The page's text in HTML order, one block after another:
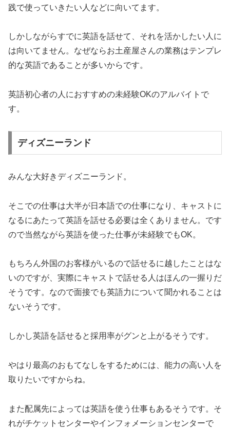
践で使っていきたい人などに向いてます。
しかしながらすでに英語を話せて、それを活かしたい人に
は向いてません。なぜならお土産屋さんの業務はテンプレ
的な英語であることが多いからです。
英語初心者の人におすすめの未経験OKのアルバイトで
す。
ディズニーランド
みんな大好きディズニーランド。
そこでの仕事は大半が日本語での仕事になり、キャストに
なるにあたって英語を話せる必要は全くありません。です
ので当然ながら英語を使った仕事が未経験でもOK。
もちろん外国のお客様がいるので話せるに越したことはな
いのですが、実際にキャストで話せる人はほんの一握りだ
そうです。なので面接でも英語力について聞かれることは
ないそうです。
しかし英語を話せると採用率がグンと上がるそうです。
やはり最高のおもてなしをするためには、能力の高い人を
取りたいですからね。
また配属先によっては英語を使う仕事もあるそうです。そ
れがチケットセンターやインフォメーションセンターで